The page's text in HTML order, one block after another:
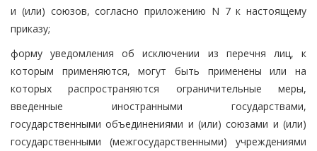
и (или) союзов, согласно приложению N 7 к настоящему
приказу;
форму уведомления об исключении из перечня лиц, к
которым применяются, могут быть применены или на
которых распространяются ограничительные меры,
введенные иностранными государствами,
государственными объединениями и (или) союзами и (или)
государственными (межгосударственными) учреждениями